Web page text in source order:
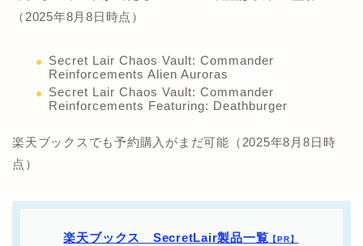
（2025年8月8日時点）
Secret Lair Chaos Vault: Commander
Reinforcements Alien Auroras
Secret Lair Chaos Vault: Commander
Reinforcements Featuring: Deathburger
楽天ブックスでも予約購入がまだ可能（2025年8月8日時
点）
楽天ブックス SecretLair製品一覧 【PR】